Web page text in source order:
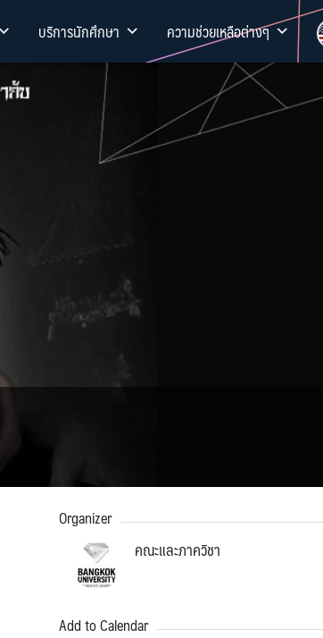
บริการนักศึกษา ความช่วยเหลือต่างๆ
Organizer
คณะและภาควิชา
Add to Calendar